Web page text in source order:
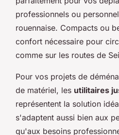
professionnels ou
rouennaise. Compacts ou
confort nécessaire pour
comme sur les routes de
Pour vos projets de
de matériel, les utilitaires
représentent la solution
s'adaptent aussi bien aux
qu'aux besoins